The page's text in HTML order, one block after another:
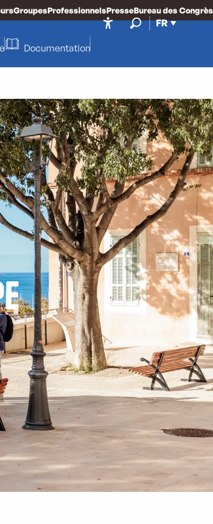
FR
GroupesProfessionnelsPresseBureau des Congrès
Documentation